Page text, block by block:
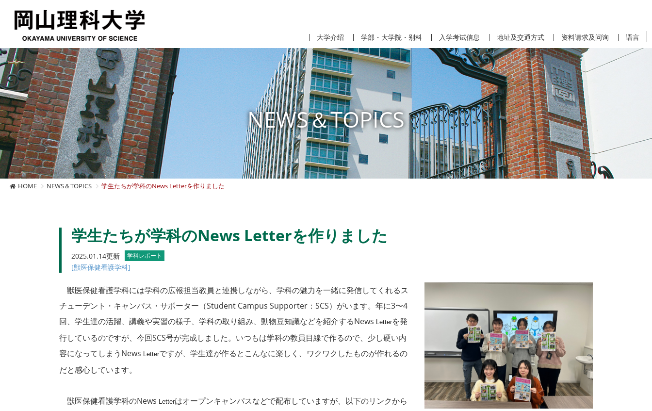
大学介绍 学部・大学院・别科 入学考试信息 地址及交通方式 资料请求及问询 语言
NEWS＆TOPICS
HOME NEWS＆TOPICS 学生たちが学科のNews Letterを作りました
学生たちが学科のNews Letterを作りました
2025.01.14更新 学科レポート
[獣医保健看護学科]
獣医保健看護学科には学科の広報担当教員と連携しながら、学科の魅力を一緒に発信してくれるス
チューデント・キャンパス・サポーター（Student Campus Supporter：SCS）がいます。年に3〜4
回、学生達の活躍、講義や実習の様子、学科の取り組み、動物豆知識などを紹介するNews
Letterを発
行しているのですが、今回SCS号が完成しました。いつもは学科の教員目線で作るので、少し硬い内
容になってしまうNews
Letterですが、学生達が作るとこんなに楽しく、ワクワクしたものが作れるの
だと感心しています。
獣医保健看護学科のNews Letterはオープンキャンパスなどで配布していますが、以下のリンクから